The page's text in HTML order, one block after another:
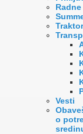
Vesti
o